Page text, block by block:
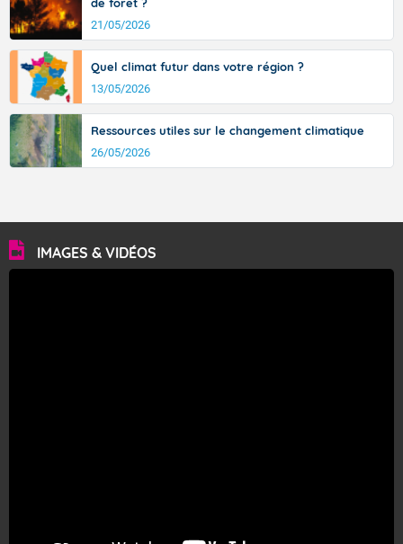
21/05/2026
Quel climat futur dans votre région ?
13/05/2026
Ressources utiles sur le changement climatique
26/05/2026
IMAGES & VIDÉOS